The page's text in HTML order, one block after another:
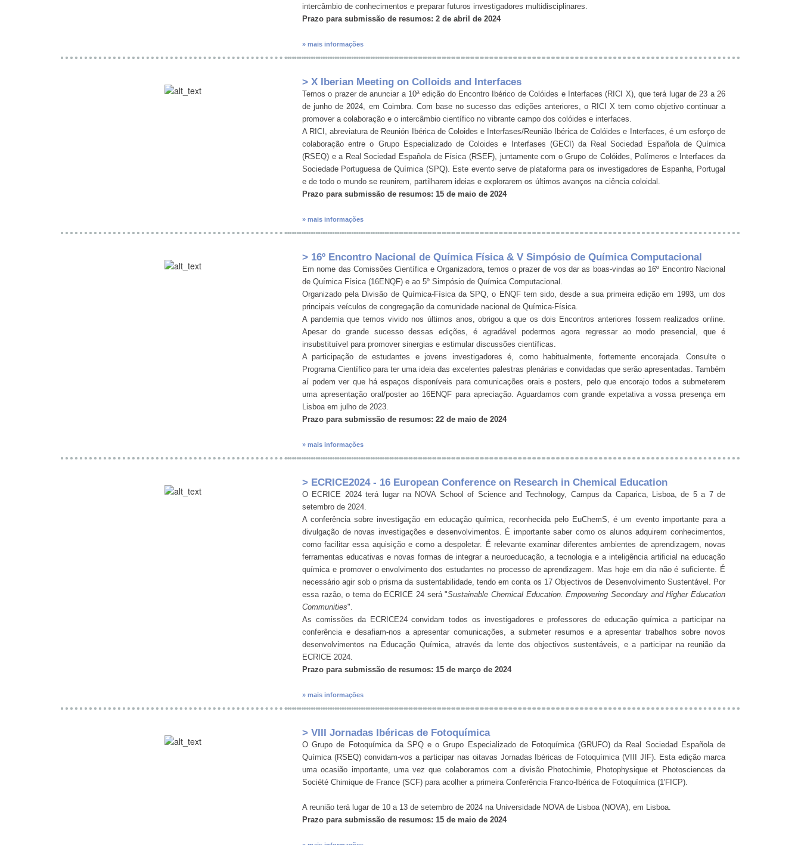
intercâmbio de conhecimentos e preparar futuros investigadores multidisciplinares.
Prazo para submissão de resumos: 2 de abril de 2024
» mais informações
> X Iberian Meeting on Colloids and Interfaces
Temos o prazer de anunciar a 10ª edição do Encontro Ibérico de Colóides e Interfaces (RICI X), que terá lugar de 23 a 26
de junho de 2024, em Coimbra. Com base no sucesso das edições anteriores, o RICI X tem como objetivo continuar a
promover a colaboração e o intercâmbio científico no vibrante campo dos colóides e interfaces.
A RICI, abreviatura de Reunión Ibérica de Coloides e Interfases/Reunião Ibérica de Colóides e Interfaces, é um esforço de
colaboração entre o Grupo Especializado de Coloides e Interfases (GECI) da Real Sociedad Española de Química
(RSEQ) e a Real Sociedad Española de Física (RSEF), juntamente com o Grupo de Colóides, Polímeros e Interfaces da
Sociedade Portuguesa de Química (SPQ). Este evento serve de plataforma para os investigadores de Espanha, Portugal
e de todo o mundo se reunirem, partilharem ideias e explorarem os últimos avanços na ciência coloidal.
Prazo para submissão de resumos: 15 de maio de 2024
» mais informações
> 16º Encontro Nacional de Química Física & V Simpósio de Química Computacional
Em nome das Comissões Científica e Organizadora, temos o prazer de vos dar as boas-vindas ao 16º Encontro Nacional
de Química Física (16ENQF) e ao 5º Simpósio de Química Computacional.
Organizado pela Divisão de Química-Física da SPQ, o ENQF tem sido, desde a sua primeira edição em 1993, um dos
principais veículos de congregação da comunidade nacional de Química-Física.
A pandemia que temos vivido nos últimos anos, obrigou a que os dois Encontros anteriores fossem realizados online.
Apesar do grande sucesso dessas edições, é agradável podermos agora regressar ao modo presencial, que é
insubstituível para promover sinergias e estimular discussões científicas.
A participação de estudantes e jovens investigadores é, como habitualmente, fortemente encorajada. Consulte o
Programa Científico para ter uma ideia das excelentes palestras plenárias e convidadas que serão apresentadas. Também
aí podem ver que há espaços disponíveis para comunicações orais e posters, pelo que encorajo todos a submeterem
uma apresentação oral/poster ao 16ENQF para apreciação. Aguardamos com grande expetativa a vossa presença em
Lisboa em julho de 2023.
Prazo para submissão de resumos: 22 de maio de 2024
» mais informações
> ECRICE2024 - 16 European Conference on Research in Chemical Education
O ECRICE 2024 terá lugar na NOVA School of Science and Technology, Campus da Caparica, Lisboa, de 5 a 7 de
setembro de 2024.
A conferência sobre investigação em educação química, reconhecida pelo EuChemS, é um evento importante para a
divulgação de novas investigações e desenvolvimentos. É importante saber como os alunos adquirem conhecimentos,
como facilitar essa aquisição e como a despoletar. É relevante examinar diferentes ambientes de aprendizagem, novas
ferramentas educativas e novas formas de integrar a neuroeducação, a tecnologia e a inteligência artificial na educação
química e promover o envolvimento dos estudantes no processo de aprendizagem. Mas hoje em dia não é suficiente. É
necessário agir sob o prisma da sustentabilidade, tendo em conta os 17 Objectivos de Desenvolvimento Sustentável. Por
essa razão, o tema do ECRICE 24 será "Sustainable Chemical Education. Empowering Secondary and Higher Education
Communities".
As comissões da ECRICE24 convidam todos os investigadores e professores de educação química a participar na
conferência e desafiam-nos a apresentar comunicações, a submeter resumos e a apresentar trabalhos sobre novos
desenvolvimentos na Educação Química, através da lente dos objectivos sustentáveis, e a participar na reunião da
ECRICE 2024.
Prazo para submissão de resumos: 15 de março de 2024
» mais informações
> VIII Jornadas Ibéricas de Fotoquímica
O Grupo de Fotoquímica da SPQ e o Grupo Especializado de Fotoquímica (GRUFO) da Real Sociedad Española de
Química (RSEQ) convidam-vos a participar nas oitavas Jornadas Ibéricas de Fotoquímica (VIII JIF). Esta edição marca
uma ocasião importante, uma vez que colaboramos com a divisão Photochimie, Photophysique et Photosciences da
Société Chimique de France (SCF) para acolher a primeira Conferência Franco-Ibérica de Fotoquímica (1'FICP).
A reunião terá lugar de 10 a 13 de setembro de 2024 na Universidade NOVA de Lisboa (NOVA), em Lisboa.
Prazo para submissão de resumos: 15 de maio de 2024